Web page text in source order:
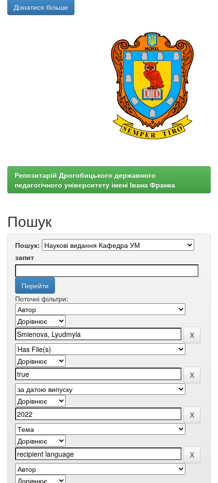
Дізнатися більше
Репозитарій Дрогобицького державного
педагогічного університету імені Івана Франка
Пошук
Пошук:
запит
Поточні фільтри: